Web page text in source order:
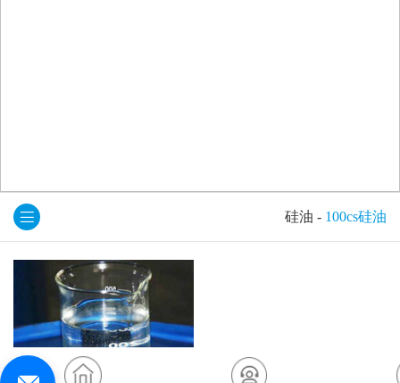
硅油 - 100cs硅油